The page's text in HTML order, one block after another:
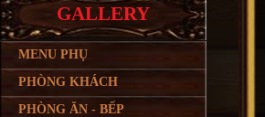
GALLERY
MENU PHỤ
PHÒNG KHÁCH
PHÒNG ĂN - BẾP